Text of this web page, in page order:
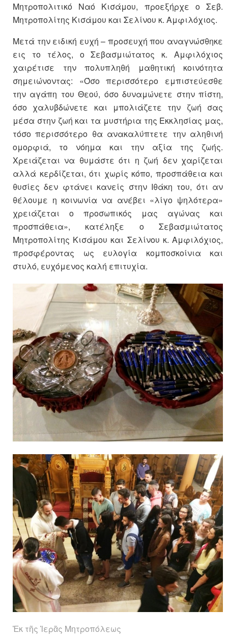
Μητροπολιτικό Ναό Κισάμου, προεξήρχε ο Σεβ.
Μητροπολίτης Κισάμου και Σελίνου κ. Αμφιλόχιος.
Μετά την ειδική ευχή – προσευχή που αναγνώσθηκε
εις το τέλος, ο Σεβασμιώτατος κ. Αμφιλόχιος
χαιρέτισε την πολυπληθή μαθητική κοινότητα
σημειώνοντας: «Όσο περισσότερο εμπιστεύεσθε
την αγάπη του Θεού, όσο δυναμώνετε στην πίστη,
όσο χαλυβδώνετε και μπολιάζετε την ζωή σας
μέσα στην ζωή και τα μυστήρια της Εκκλησίας μας,
τόσο περισσότερο θα ανακαλύπτετε την αληθινή
ομορφιά, το νόημα και την αξία της ζωής.
Χρειάζεται να θυμάστε ότι η ζωή δεν χαρίζεται
αλλά κερδίζεται, ότι χωρίς κόπο, προσπάθεια και
θυσίες δεν φτάνει κανείς στην Ιθάκη του, ότι αν
θέλουμε η κοινωνία να ανέβει «λίγο ψηλότερα»
χρειάζεται ο προσωπικός μας αγώνας και
προσπάθεια», κατέληξε ο Σεβασμιώτατος
Μητροπολίτης Κισάμου και Σελίνου κ. Αμφιλόχιος,
προσφέροντας ως ευλογία κομποσκοίνια και
στυλό, ευχόμενος καλή επιτυχία.
Ἐκ τῆς Ἱερᾶς Μητροπόλεως